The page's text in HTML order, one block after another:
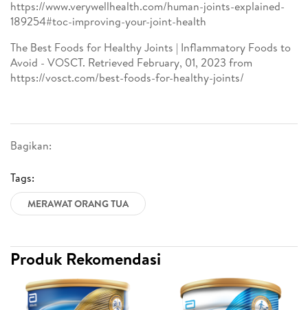
Bagikan:
Tags:
MERAWAT ORANG TUA
https://www.verywellhealth.com/human-joints-explained-
189254#toc-improving-your-joint-health
The Best Foods for Healthy Joints | Inflammatory Foods to
Avoid - VOSCT. Retrieved February, 01, 2023 from
https://vosct.com/best-foods-for-healthy-joints/
Produk Rekomendasi